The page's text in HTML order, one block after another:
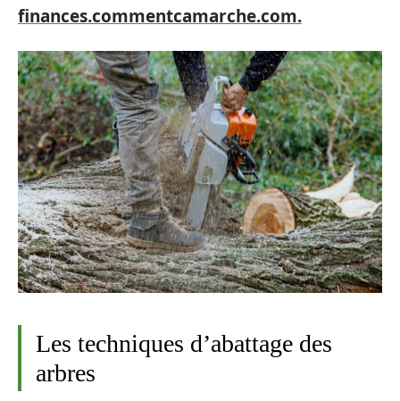
finances.commentcamarche.com.
Les techniques d’abattage des
arbres